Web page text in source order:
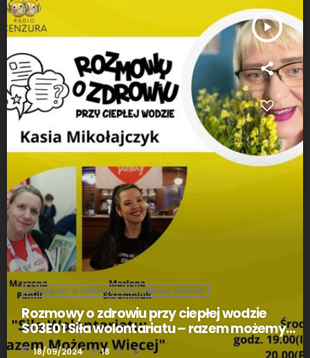
play_arrow
ROZMOWY O ZDROWIU PRZY CIEPŁEJ WODZIE
Rozmowy o zdrowiu przy ciepłej wodzie
S03E01 Siła wolontariatu – razem możemy
więcej Marzena Panfil i Marlena Skromniuk
today 18/09/2024 18